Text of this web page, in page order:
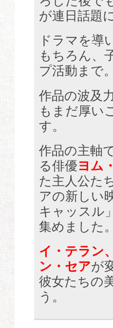
が連日話題
ドラマを導
もちろん、
プ活動まで。
作品の波及
もまだ厚い
す。
作品の主軸
る俳優ヨム
た主人公た
アの新しい
キャッスル
集めました。
イ・テラン
ン・セアが
彼女たちの
う。